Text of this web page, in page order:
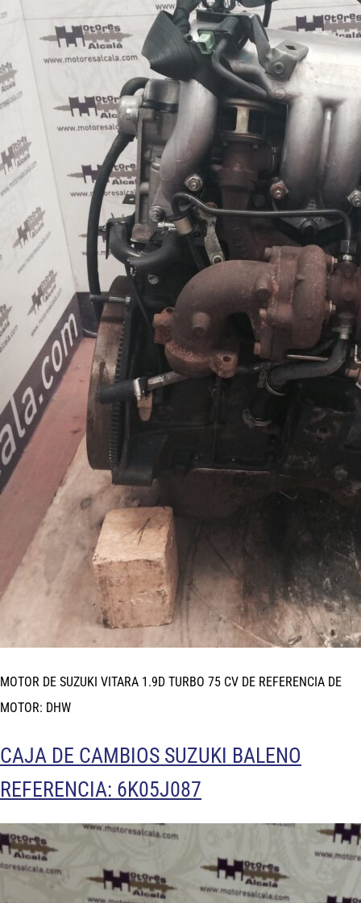
MOTOR DE SUZUKI VITARA 1.9D TURBO 75 CV DE REFERENCIA DE
MOTOR: DHW
CAJA DE CAMBIOS SUZUKI BALENO
REFERENCIA: 6K05J087